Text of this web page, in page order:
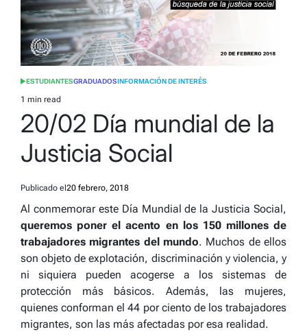
POSTED
IN
ESTUDIANTESGRADUADOSINFORMACIÓN DE INTERÉS
Estimated
read
time
1 min read
20/02 Día mundial de la
Justicia Social
Publicado el 20 febrero, 2018
Al conmemorar este Día Mundial de la Justicia Social,
queremos poner el acento en los 150 millones de
trabajadores migrantes del mundo. Muchos de ellos
son objeto de explotación, discriminación y violencia, y
ni siquiera pueden acogerse a los sistemas de
protección más básicos. Además, las mujeres,
quienes conforman el 44 por ciento de los trabajadores
migrantes, son las más afectadas por esa realidad.